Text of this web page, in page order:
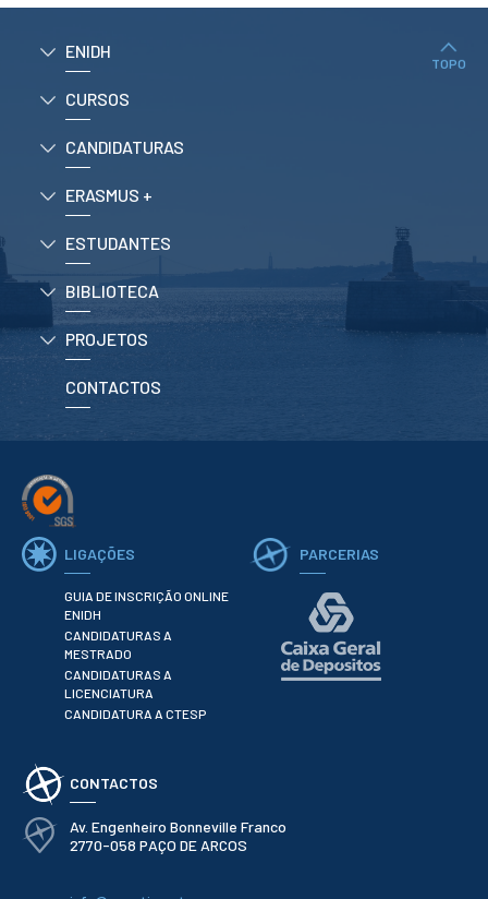
Ação Social
Desporto Escolar
Apoio ao
Estudante
Guia do
Estudante
Testemunhos
BIBLIOTECA
Informação geral
Biblioteca
Insights
Utilizadores
Serviços
Gestão de
Recursos
Eletrónicos
Catálogo ENIDH
Revistas
Científicas e
Técnicas
Outros Recursos
Sugestões e
Reclamações
PROJETOS
Centros da ENIDH
Projetos I&D
Projetos de
Financiamento
Projetos
ENIDH
CURSOS
CANDIDATURAS
ERASMUS +
ESTUDANTES
BIBLIOTECA
PROJETOS
CONTACTOS
TOPO
LIGAÇÕES
GUIA DE INSCRIÇÃO ONLINE
ENIDH
CANDIDATURAS A
MESTRADO
CANDIDATURAS A
LICENCIATURA
CANDIDATURA A CTESP
PARCERIAS
CONTACTOS
Av. Engenheiro Bonneville Franco
2770-058 PAÇO DE ARCOS